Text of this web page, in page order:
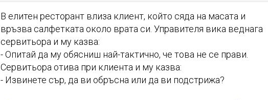
В елитен ресторант влиза клиент, който сяда на масата и
връзва салфетката около врата си. Управителя вика веднага
сервитьора и му казва:
- Опитай да му обясниш най-тактично, че това не се прави.
Сервитьора отива при клиента и му казва:
- Извинете сър, да ви обръсна или да ви подстрижа?